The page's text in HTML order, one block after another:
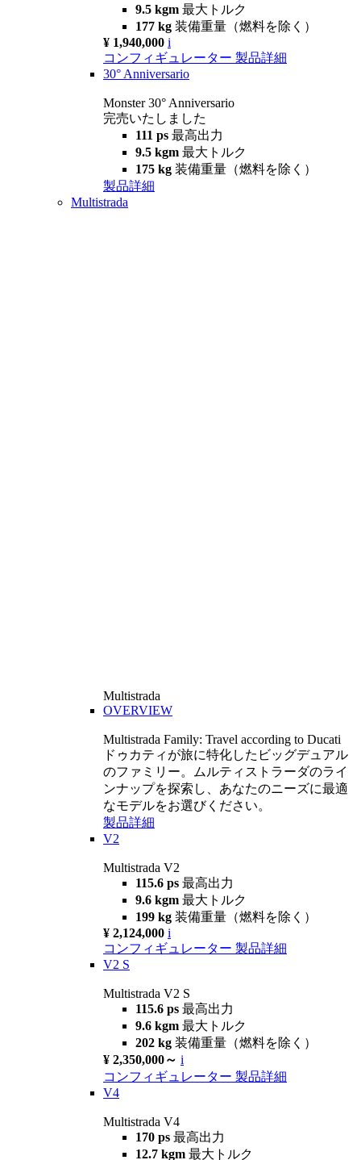
9.5 kgm 最大トルク
177 kg 装備重量（燃料を除く）
¥ 1,940,000 i
コンフィギュレーター 製品詳細
30° Anniversario
Monster 30° Anniversario
完売いたしました
111 ps 最高出力
9.5 kgm 最大トルク
175 kg 装備重量（燃料を除く）
製品詳細
Multistrada
Multistrada
OVERVIEW
Multistrada Family: Travel according to Ducati
ドゥカティが旅に特化したビッグデュアル
のファミリー。ムルティストラーダのライ
ンナップを探索し、あなたのニーズに最適
なモデルをお選びください。
製品詳細
V2
Multistrada V2
115.6 ps 最高出力
9.6 kgm 最大トルク
199 kg 装備重量（燃料を除く）
¥ 2,124,000 i
コンフィギュレーター 製品詳細
V2 S
Multistrada V2 S
115.6 ps 最高出力
9.6 kgm 最大トルク
202 kg 装備重量（燃料を除く）
¥ 2,350,000～ i
コンフィギュレーター 製品詳細
V4
Multistrada V4
170 ps 最高出力
12.7 kgm 最大トルク